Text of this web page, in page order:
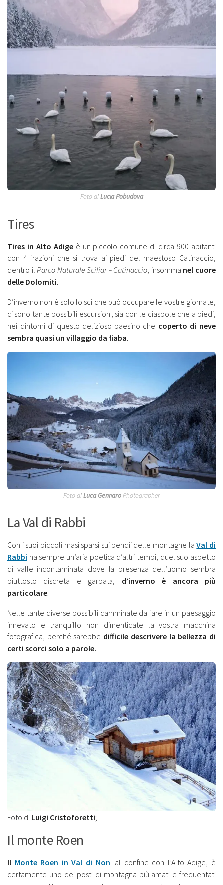
Foto diLucia Pobudova
Tires
Tires in Alto Adigeè un piccolo comune di circa 900 abitanti
con 4 frazioni che si trova ai piedi del maestoso Catinaccio,
dentro il Parco Naturale Sciliar – Catinaccio , insomma nel cuore
delle Dolomiti
D’inverno non è solo lo sci che può occupare le vostre giornate,
ci sono tante possibili escursioni, sia con le ciaspole che a piedi,
nei dintorni di questo delizioso paesino che coperto di neve
sembra quasi un villaggio da fiaba
Foto diLuca GennaroPhotographer
La Val di Rabbi
Con i suoi piccoli masi sparsi sui pendii delle montagne laVal di
Rabbi ha sempre un’aria poetica d’altri tempi, quel suo aspetto
di valle incontaminata dove la presenza dell’uomo sembra
piuttosto discreta e garbata, d’inverno è ancora più
particolare
Nelle tante diverse possibili camminate da fare in un paesaggio
innevato e tranquillo non dimenticate la vostra macchina
fotografica, perché sarebbe difficile descrivere la bellezza di
certi scorci solo a parole.
Foto di Luigi Cristoforetti;
Il monte Roen
Il Monte Roen in Val di Non , al confine con l’Alto Adige, è
certamente uno dei posti di montagna più amati e frequentati